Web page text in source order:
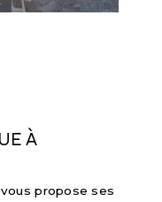
vous propose ses